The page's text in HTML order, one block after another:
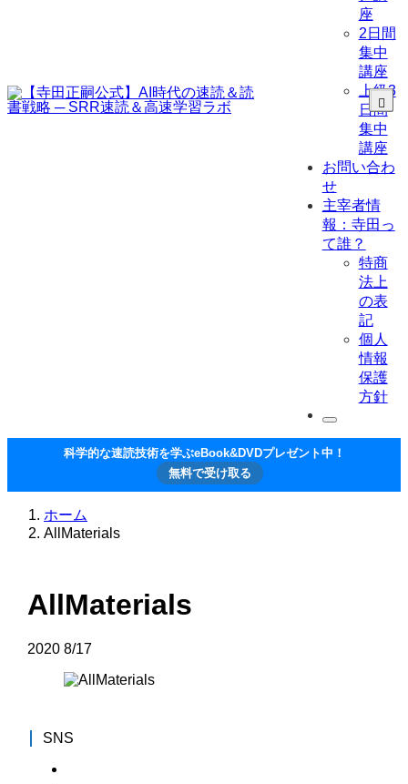
座
2日間
集中
講座
上級3
日間
集中
講座
お問い合わ
せ
主宰者情
報：寺田っ
て誰？
特商
法上
の表
記
個人
情報
保護
方針
科学的な速読技術を学ぶeBook&DVDプレゼント中！
無料で受け取る
ホーム
AllMaterials
AllMaterials
2020 8/17
SNS